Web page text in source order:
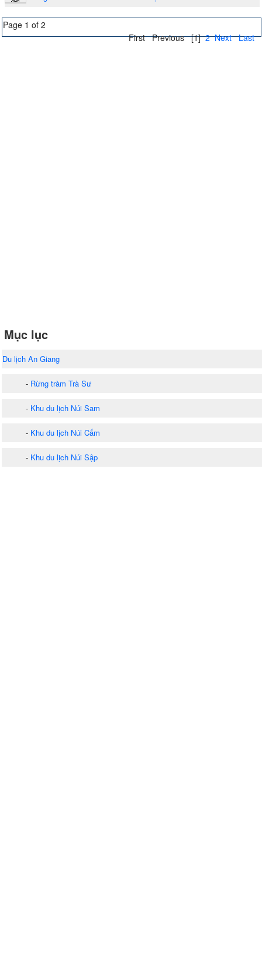
Page 1 of 2
First Previous [1] 2 Next Last
Mục lục
Du lịch An Giang
- Rừng tràm Trà Sư
- Khu du lịch Núi Sam
- Khu du lịch Núi Cấm
- Khu du lịch Núi Sập